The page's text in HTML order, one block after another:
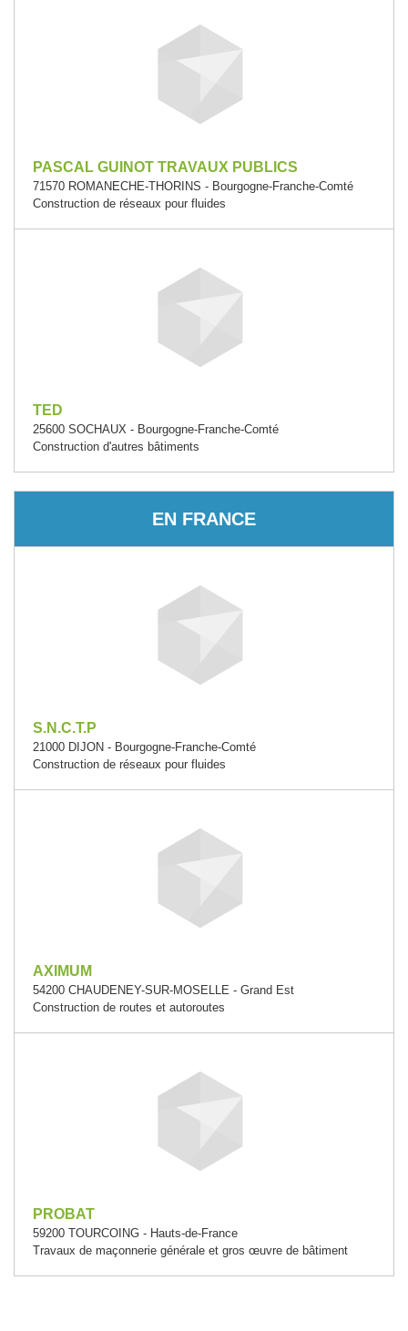
PASCAL GUINOT TRAVAUX PUBLICS
71570 ROMANECHE-THORINS - Bourgogne-Franche-Comté
Construction de réseaux pour fluides
TED
25600 SOCHAUX - Bourgogne-Franche-Comté
Construction d'autres bâtiments
EN FRANCE
S.N.C.T.P
21000 DIJON - Bourgogne-Franche-Comté
Construction de réseaux pour fluides
AXIMUM
54200 CHAUDENEY-SUR-MOSELLE - Grand Est
Construction de routes et autoroutes
PROBAT
59200 TOURCOING - Hauts-de-France
Travaux de maçonnerie générale et gros œuvre de bâtiment